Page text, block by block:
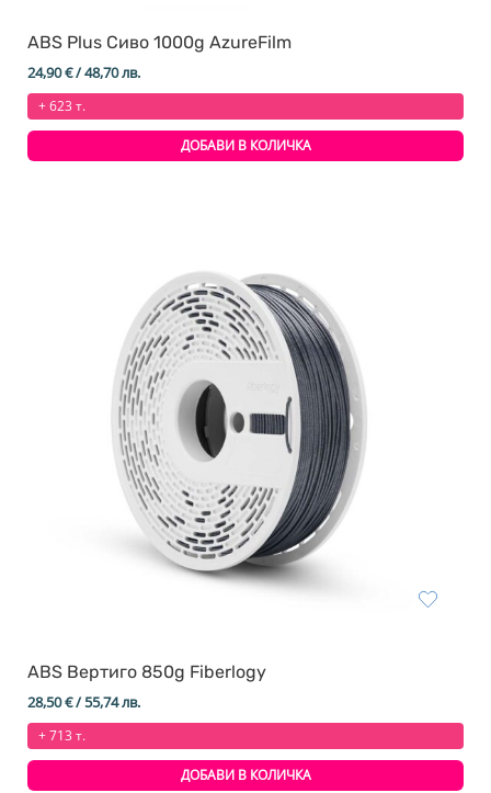
ABS Plus Сиво 1000g AzureFilm
24,90€/ 48,70 лв.
+ 623 т.
ДОБАВИ В КОЛИЧКА
ABS Вертиго 850g Fiberlogy
28,50€/ 55,74 лв.
+ 713 т.
ДОБАВИ В КОЛИЧКА